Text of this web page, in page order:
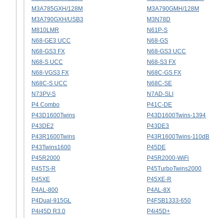
M3A785GXH/128M
M3A790GMH/128M
M3A790GXH/USB3
M3N78D
M810LMR
N61P-S
N68-GE3 UCC
N68-GS
N68-GS3 FX
N68-GS3 UCC
N68-S UCC
N68-S3 FX
N68-VGS3 FX
N68C-GS FX
N68C-S UCC
N68C-SE
N73PV-S
N7AD-SLI
P4 Combo
P41C-DE
P43D1600Twins
P43D1600Twins-1394
P43DE2
P43DE3
P43R1600Twins
P43R1600Twins-110dB
P43Twins1600
P45DE
P45R2000
P45R2000-WiFi
P45TS-R
P45TurboTwins2000
P45XE
P45XE-R
P4AL-800
P4AL-8X
P4Dual-915GL
P4FSB1333-650
P4i45D R3.0
P4i45D+